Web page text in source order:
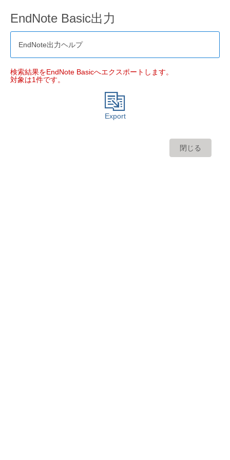
EndNote Basic出力
EndNote出力ヘルプ
検索結果をEndNote Basicへエクスポートします。
対象は1件です。
Export